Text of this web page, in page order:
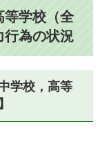
等学校（全
行為の状況
学校，高等